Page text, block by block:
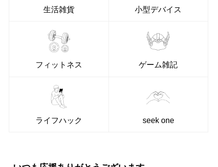
生活雑貨 小型デバイス
フィットネス ゲーム雑記
ライフハック seek one